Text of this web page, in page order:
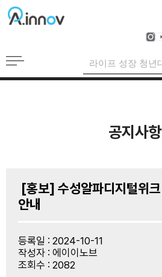
공지사항
안내
등록일 : 2024-10-11
작성자 : 에이이노브
조회수 : 2082